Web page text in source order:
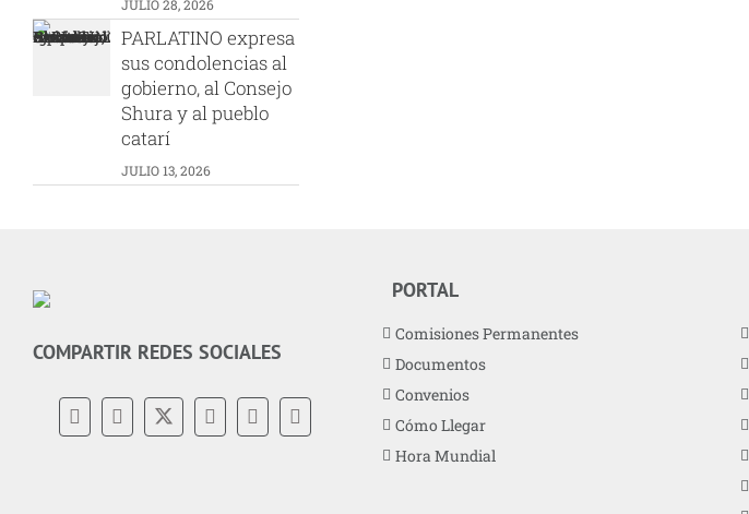
JULIO 28, 2026
PARLATINO expresa
sus condolencias al
gobierno, al Consejo
Shura y al pueblo
catarí
JULIO 13, 2026
COMPARTIR REDES SOCIALES
PORTAL
Comisiones Permanentes
Documentos
Convenios
Cómo Llegar
Hora Mundial